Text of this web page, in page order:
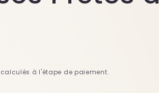
calculés à l'étape de paiement.